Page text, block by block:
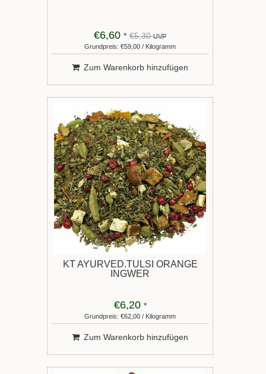
€6,60 * €5,30UVP
Grundpreis: €59,00 / Kilogramm
Zum Warenkorb hinzufügen
KT AYURVED.TULSI ORANGE
INGWER
€6,20 *
Grundpreis: €62,00 / Kilogramm
Zum Warenkorb hinzufügen